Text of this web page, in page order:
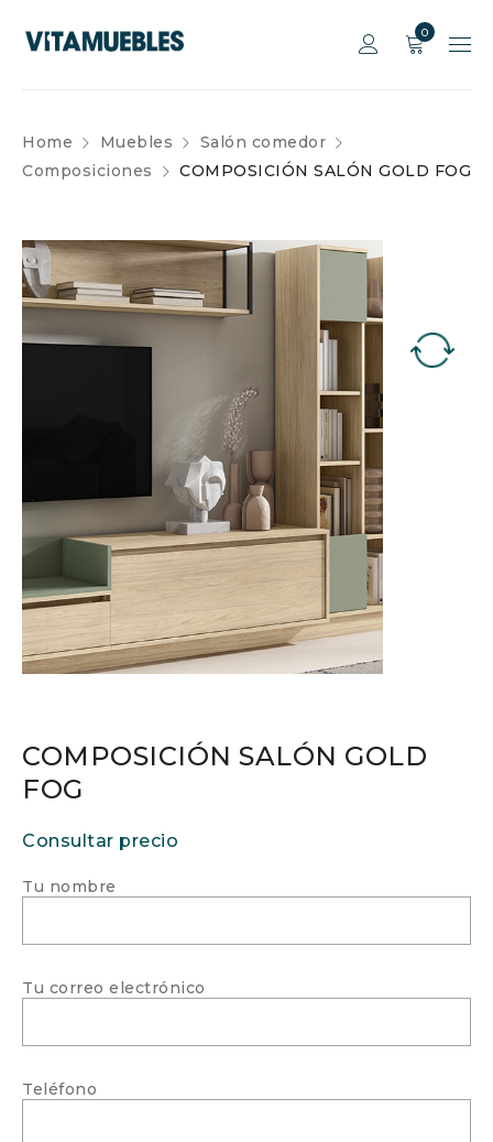
0
Home Muebles
Salón comedor
Composiciones
COMPOSICIÓN SALÓN GOLD FOG
COMPOSICIÓN SALÓN GOLD
FOG
Consultar precio
Tu nombre
Tu correo electrónico
Teléfono